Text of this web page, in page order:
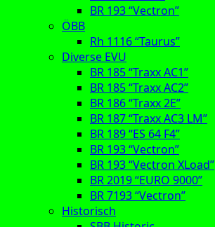
BR 193 “Vectron”
ÖBB
Rh 1116 “Taurus”
Diverse EVU
BR 185 “Traxx AC1”
BR 185 “Traxx AC2”
BR 186 “Traxx 2E”
BR 187 “Traxx AC3 LM”
BR 189 “ES 64 F4”
BR 193 “Vectron”
BR 193 “Vectron XLoad”
BR 2019 “EURO 9000”
BR 7193 “Vectron”
Historisch